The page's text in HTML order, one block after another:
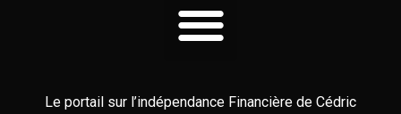
Le portail sur l’indépendance Financière de Cédric